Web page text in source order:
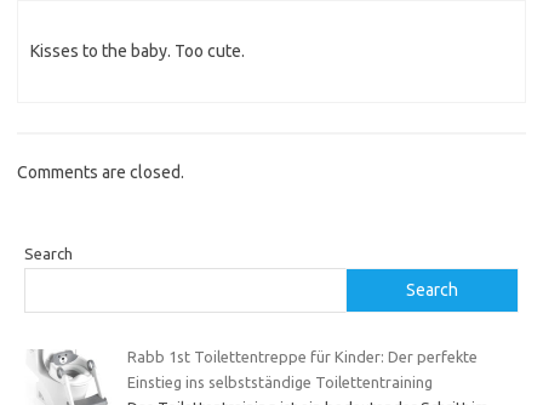
Kisses to the baby. Too cute.
Comments are closed.
Search
Search
Rabb 1st Toilettentreppe für Kinder: Der perfekte
Einstieg ins selbstständige Toilettentraining